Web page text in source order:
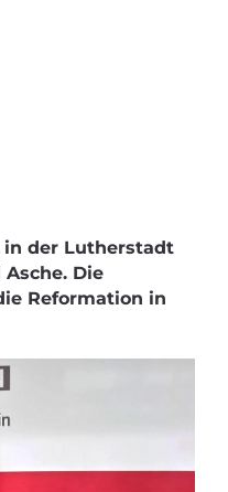
in der Lutherstadt
Die
Reformation in